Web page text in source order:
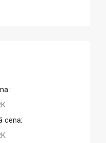
:
cena: